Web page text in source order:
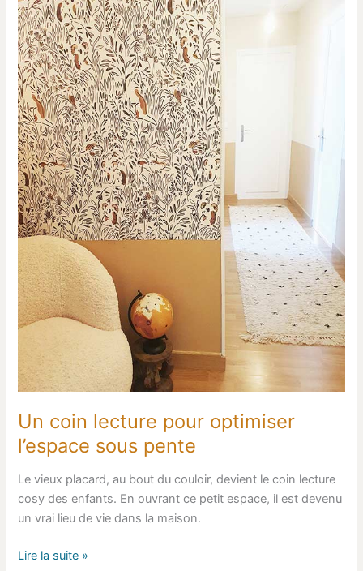
Un coin lecture pour optimiser
l’espace sous pente
Le vieux placard, au bout du couloir, devient le coin lecture
cosy des enfants. En ouvrant ce petit espace, il est devenu
un vrai lieu de vie dans la maison.
coin
lecture
pour
optimiser
l’espace
sous
pente
Lire la suite »